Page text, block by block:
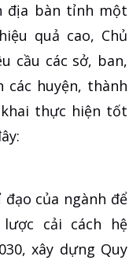
địa bàn tỉnh một
quả cao, Chủ
cầu các sở, ban,
các huyện, thành
thực hiện tốt
của ngành để
cải cách hệ
xây dựng Quy